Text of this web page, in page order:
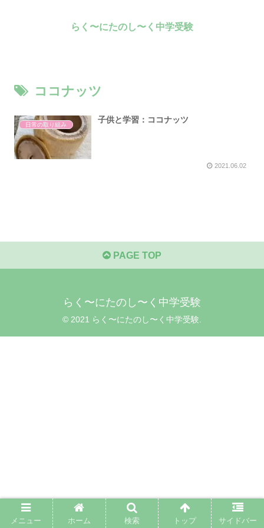
らく〜にたのし〜く中学受験
ココナッツ
日常の取り組み
子供と学習：ココナッツ
2021.06.02
PAGE TOP
らく〜にたのし〜く中学受験
© 2021 らく〜にたのし〜く中学受験.
メニュー ホーム 検索 トップ サイドバー